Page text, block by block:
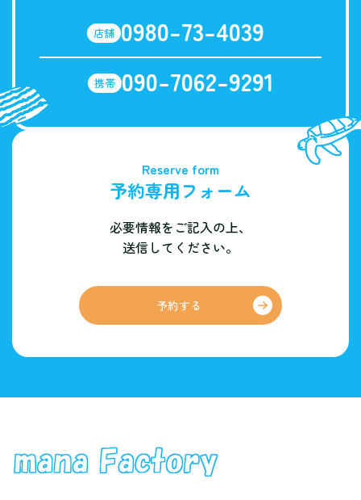
店舗 0980-73-4039
携帯 090-7062-9291
Reserve form
予約専用フォーム
必要情報をご記入の上、
送信してください。
予約する